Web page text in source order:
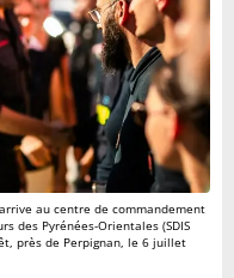
au centre de commandement
des Pyrénées-Orientales (SDIS
près de Perpignan, le 6 juillet